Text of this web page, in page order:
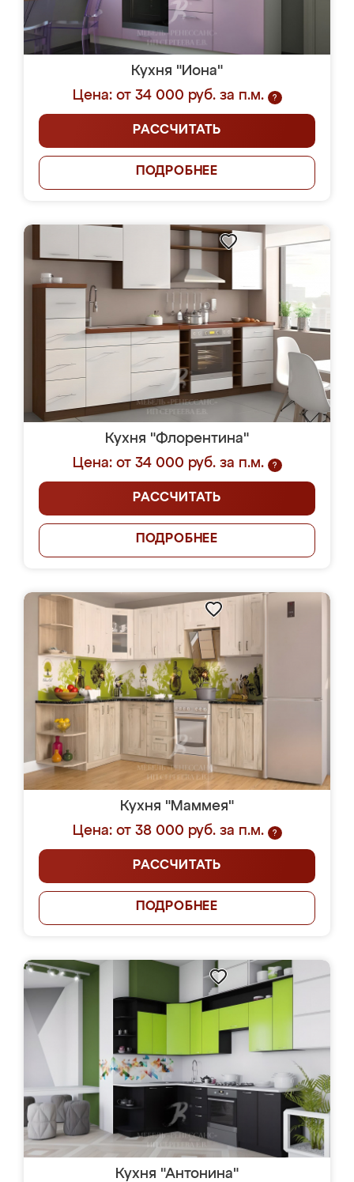
Кухня "Иона"
Цена: от 34 000 руб. за п.м.
?
РАССЧИТАТЬ
ПОДРОБНЕЕ
Кухня "Флорентина"
Цена: от 34 000 руб. за п.м.
?
РАССЧИТАТЬ
ПОДРОБНЕЕ
Кухня "Маммея"
Цена: от 38 000 руб. за п.м.
?
РАССЧИТАТЬ
ПОДРОБНЕЕ
Кухня "Антонина"